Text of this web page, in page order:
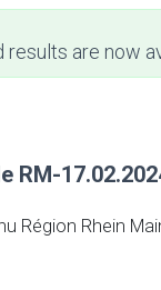
results are now
RM-
Région Rhein